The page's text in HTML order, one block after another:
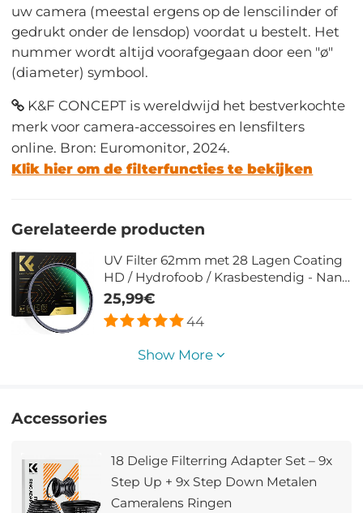
uw camera (meestal ergens op de lenscilinder of
gedrukt onder de lensdop) voordat u bestelt. Het
nummer wordt altijd voorafgegaan door een "ø"
(diameter) symbool.
K&F CONCEPT is wereldwijd het bestverkochte
merk voor camera-accessoires en lensfilters
online. Bron: Euromonitor, 2024.
Klik hier om de filterfuncties te bekijken
Gerelateerde producten
UV Filter 62mm met 28 Lagen Coating
HD / Hydrofoob / Krasbestendig - Nano
Xcel Serie
25,99€
44
Show More
Accessories
18 Delige Filterring Adapter Set – 9x
Step Up + 9x Step Down Metalen
Cameralens Ringen